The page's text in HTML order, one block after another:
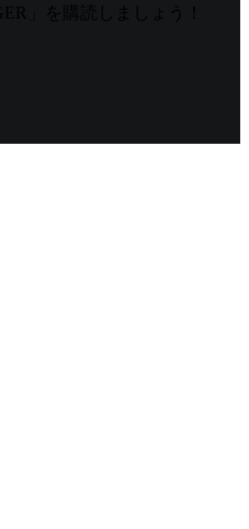
」を購読しましょう！